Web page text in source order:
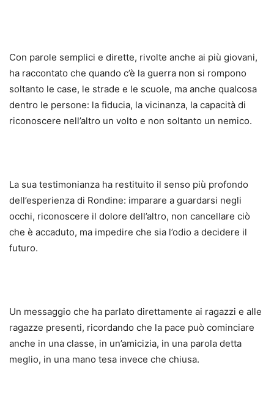
Con parole semplici e dirette, rivolte anche ai più giovani,
ha raccontato che quando c’è la guerra non si rompono
soltanto le case, le strade e le scuole, ma anche qualcosa
dentro le persone: la fiducia, la vicinanza, la capacità di
riconoscere nell’altro un volto e non soltanto un nemico.
La sua testimonianza ha restituito il senso più profondo
dell’esperienza di Rondine: imparare a guardarsi negli
occhi, riconoscere il dolore dell’altro, non cancellare ciò
che è accaduto, ma impedire che sia l’odio a decidere il
futuro.
Un messaggio che ha parlato direttamente ai ragazzi e alle
ragazze presenti, ricordando che la pace può cominciare
anche in una classe, in un’amicizia, in una parola detta
meglio, in una mano tesa invece che chiusa.